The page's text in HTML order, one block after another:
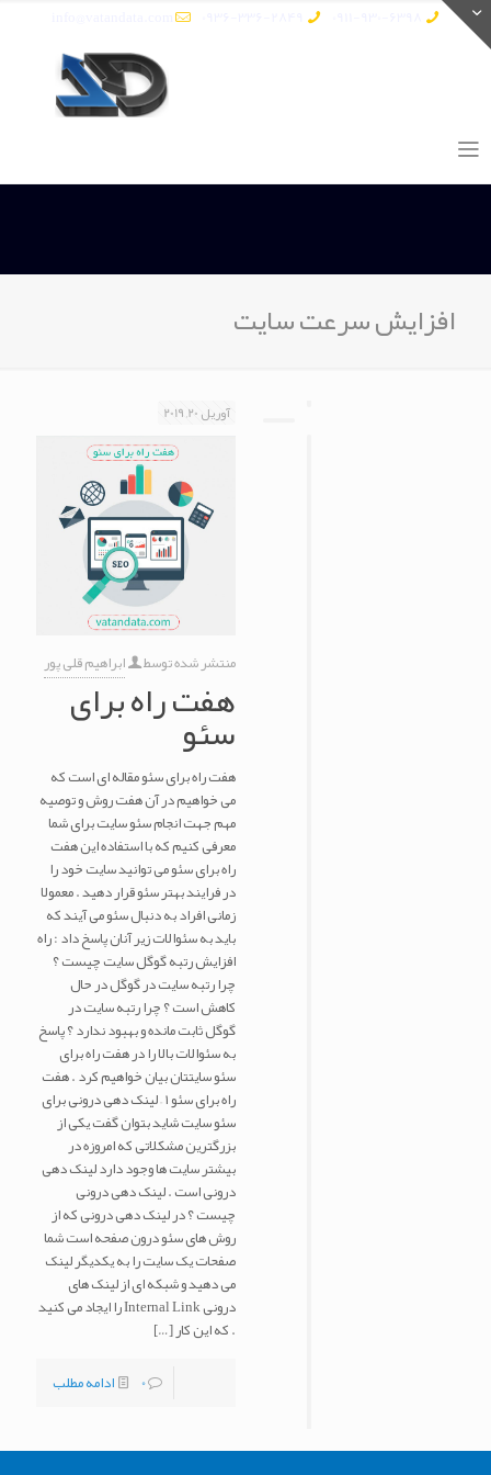
افزایش سرعت سایت
آوریل 20, 2019
منتشر شده توسط ابراهیم قلی پور
هفت راه برای
سئو
هفت راه برای سئو مقاله ای است که
می خواهیم در آن هفت روش و توصیه
مهم جهت انجام سئو سایت برای شما
معرفی کنیم که با استفاده این هفت
راه برای سئو می توانید سایت خود را
در فرایند بهتر سئو قرار دهید . معمولا
زمانی افراد به دنبال سئو می آیند که
باید به سئوالات زیر آنان پاسخ داد : راه
افزایش رتبه گوگل سایت چیست ؟
چرا رتبه سایت در گوگل در حال
کاهش است ؟ چرا رتبه سایت در
گوگل ثابت مانده و بهبود ندارد ؟ پاسخ
به سئوالات بالا را در هفت راه برای
سئو سایتتان بیان خواهیم کرد . هفت
راه برای سئو ۱ – لینک دهی درونی برای
سئو سایت شاید بتوان گفت یکی از
بزرگترین مشکلاتی که امروزه در
بیشتر سایت ها وجود دارد لینک دهی
درونی است . لینک دهی درونی
چیست ؟ در لینک دهی درونی که از
روش های سئو درون صفحه است شما
صفحات یک سایت را به یکدیگر لینک
می دهید و شبکه ای از لینک های
درونی Internal Link را ایجاد می کنید
. که این کار[…]
0
ادامه مطلب